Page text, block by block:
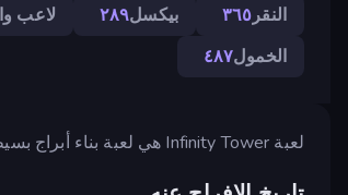
النقر٣٦٥ بيكسل٢٨٩ لاعب
الخمول٤٨٧
لعبة Infinity Tower هي لعبة بناء أبراج بسيطة. ما عليك سوى النقر لجمع الذهب وبناء برجك لأعلى ارتفاع ممكن!